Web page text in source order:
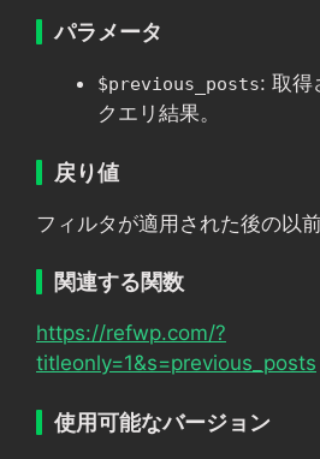
パラメータ
$previous_posts: 取得
クエリ結果。
戻り値
フィルタが適用された後の以
関連する関数
https://refwp.com/?
titleonly=1&s=previous_posts
使用可能なバージョン